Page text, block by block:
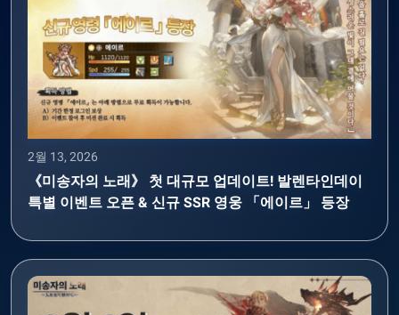
2월 13, 2026
《미송자의 노래》 첫 대규모 업데이트! 발렌타인데이
특별 이벤트 오픈 & 신규 SSR 영웅 「에이르」 등장